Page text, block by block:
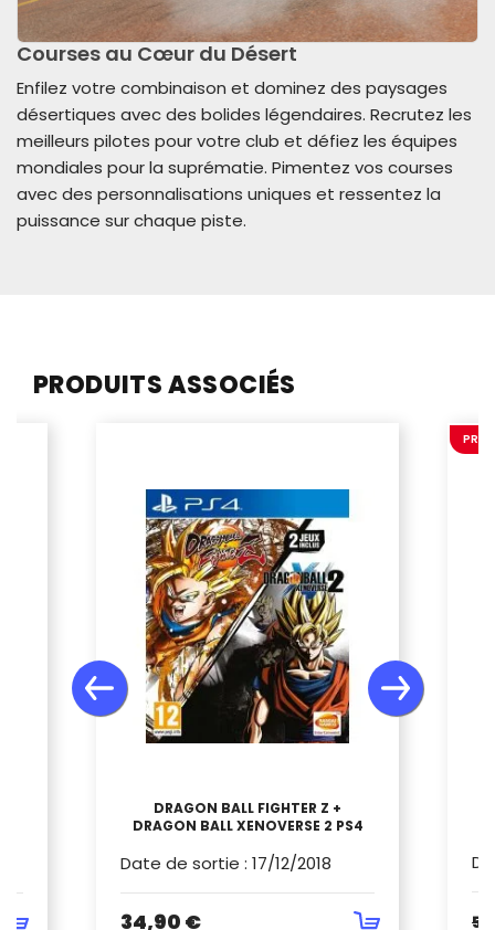
Courses au Cœur du Désert
Enfilez votre combinaison et dominez des paysages
désertiques avec des bolides légendaires. Recrutez les
meilleurs pilotes pour votre club et défiez les équipes
mondiales pour la suprématie. Pimentez vos courses
avec des personnalisations uniques et ressentez la
puissance sur chaque piste.
PRODUITS ASSOCIÉS
DRAGON BALL FIGHTER Z +
DRAGON BALL XENOVERSE 2 PS4
Date de sortie : 17/12/2018
34,90 €